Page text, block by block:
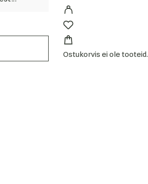
Ostukorvis ei ole tooteid.